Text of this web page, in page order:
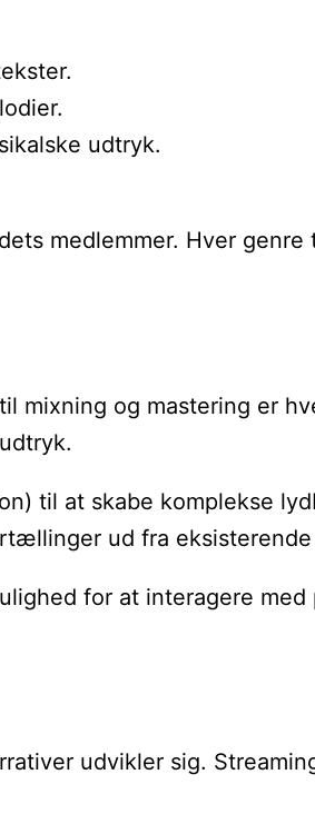
udtryk.
medlemmer. Hver
og mastering er
til at skabe komplekse
ud fra
for at interagere
udvikler sig.